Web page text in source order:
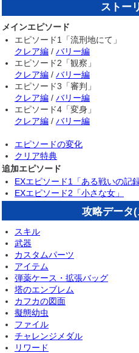
ストー
メインエピソード
エピソード1「流刑地にて」
クレア編 / バリー編
エピソード2「観察」
クレア編 / バリー編
エピソード3「審判」
クレア編 / バリー編
エピソード4「変身」
クレア編 / バリー編
エピソードの変化
クリア特典
追加エピソード
EXエピソード1「ある戦いの記録
EXエピソード2「小さな女」
攻略データ
スキル
武器
カスタムパーツ
アイテム
弾薬ケース・拡張バッグ
塔のエンブレム
カフカの図面
擬態幼虫
ファイル
チャレンジメダル
リワード